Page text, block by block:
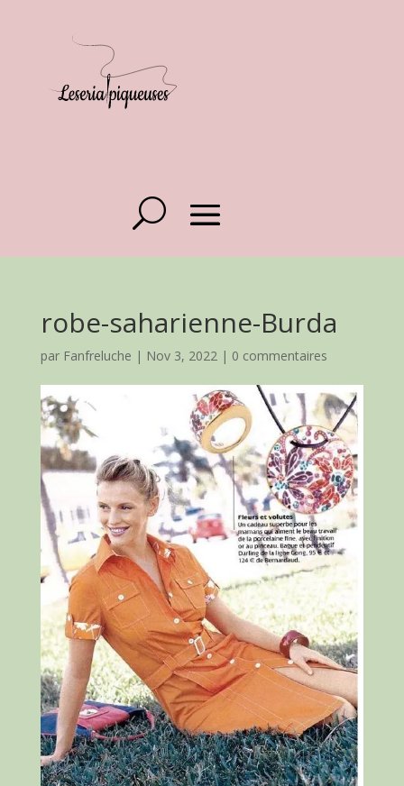
robe-saharienne-Burda
par Fanfreluche | Nov 3, 2022| 0 commentaires